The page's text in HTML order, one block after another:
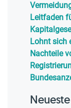
Leitfaden
Lohnt sich
Nachteile